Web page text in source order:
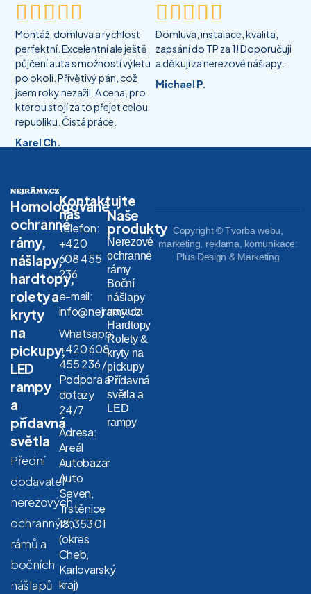

Montáž, domluva a rychlost
perfektní. Excelentní ale ještě
půjčení auta s možností výletu
po okolí. Přívětivý pán, což
jsem roky nezažil. A cena, pro
kterou stojí za to přejet celou
republiku. Čistá práce.
Karel Ch.

Domluva, instalace, kvalita,
zapsání do TP za 1! Doporučuji
a děkuji za nerezové nášlapy.
Michael P.
Homologované
ochranné
rámy,
nášlapy,
hardtopy,
rolety a
kryty
na
pickupy,
LED
rampy
a
přídavná
světla
Přední
dodavatel
nerezových
ochranných
rámů a
bočních
nášlapů
Kontaktujte
nás
telefon:
+420
608 455
236
e-mail:
info@nejramy.cz
Whatsapp:
+420 608
455 236 /
Podpora a
dotazy
24/7
Adresa:
Areál
Autobazar
Auto
Seven,
Trstěnice
18, 353 01
(okres
Cheb,
Karlovarský
kraj)
Naše
produkty
Nerezové
ochranné
rámy
Boční
nášlapy
na auta
Hardtopy
Rolety &
kryty na
pickupy
Přídavná
světla a
LED
rampy
Copyright © Tvorba webu,
marketing, reklama, komunikace:
Plus Design & Marketing